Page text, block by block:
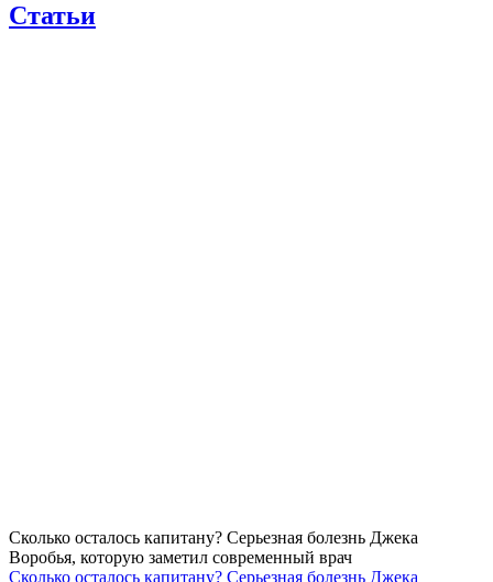
Статьи
Сколько осталось капитану? Серьезная болезнь Джека
Воробья, которую заметил современный врач
Сколько осталось капитану? Серьезная болезнь Джека